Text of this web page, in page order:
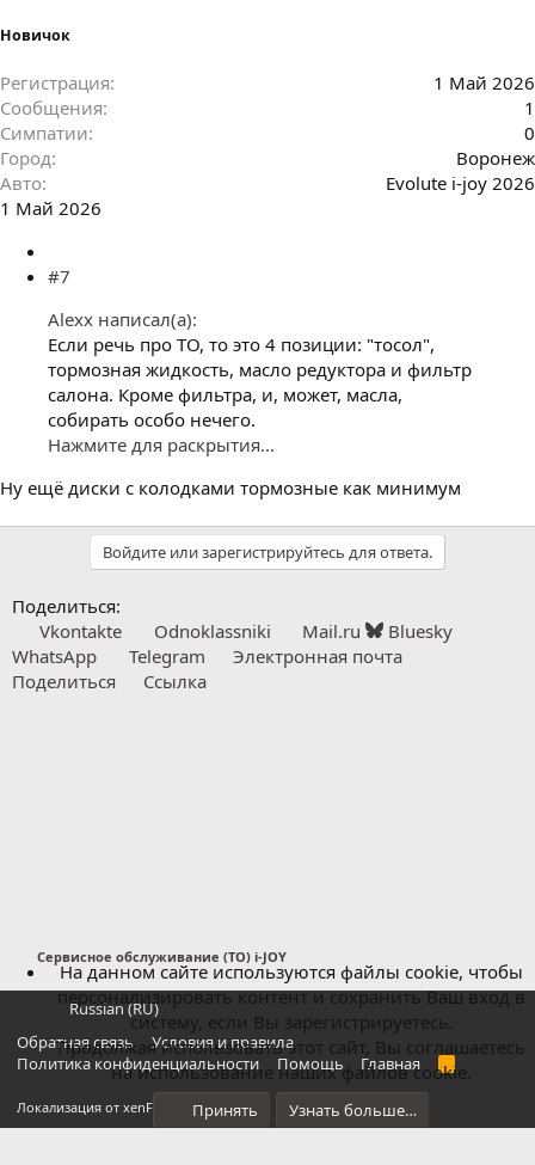
Новичок
Регистрация
1 Май 2026
Сообщения
1
Симпатии
0
Город
Воронеж
Авто
Evolute i-joy 2026
1 Май 2026
#7
Alexx написал(а):
Если речь про ТО, то это 4 позиции: "тосол",
тормозная жидкость, масло редуктора и фильтр
салона. Кроме фильтра, и, может, масла,
собирать особо нечего.
Нажмите для раскрытия...
Ну ещё диски с колодками тормозные как минимум
Войдите или зарегистрируйтесь для ответа.
Поделиться:
Vkontakte
Odnoklassniki Mail.ru
Bluesky
WhatsApp
Telegram
Электронная почта
Поделиться
Ссылка
Сервисное обслуживание (ТО) i-JOY
Russian (RU)
Обратная связь
Условия и правила
Политика конфиденциальности
Помощь Главная
R
S
Локализация от xenForo.Info
На данном сайте используются файлы cookie, чтобы
персонализировать контент и сохранить Ваш вход в
систему, если Вы зарегистрируетесь.
Продолжая использовать этот сайт, Вы соглашаетесь
на использование наших файлов cookie.
Принять Узнать больше…